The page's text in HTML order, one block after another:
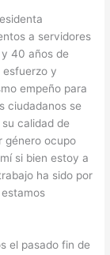
a servidores
40 años de
y
empeño para
ciudadanos se
calidad de
género ocupo
si bien estoy a
ha sido por
el pasado fin de